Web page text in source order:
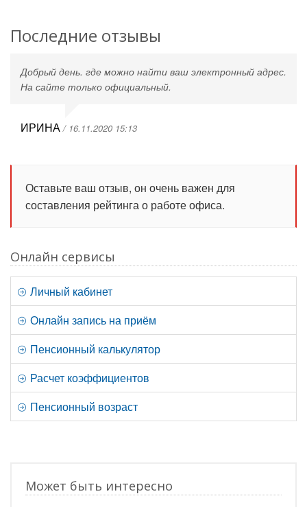
Последние отзывы
Добрый день. где можно найти ваш электронный адрес.
На сайте только официальный.
ИРИНА/ 16.11.2020 15:13
Оставьте ваш отзыв, он очень важен для
составления рейтинга о работе офиса.
Онлайн сервисы
Личный кабинет
Онлайн запись на приём
Пенсионный калькулятор
Расчет коэффициентов
Пенсионный возраст
Может быть интересно